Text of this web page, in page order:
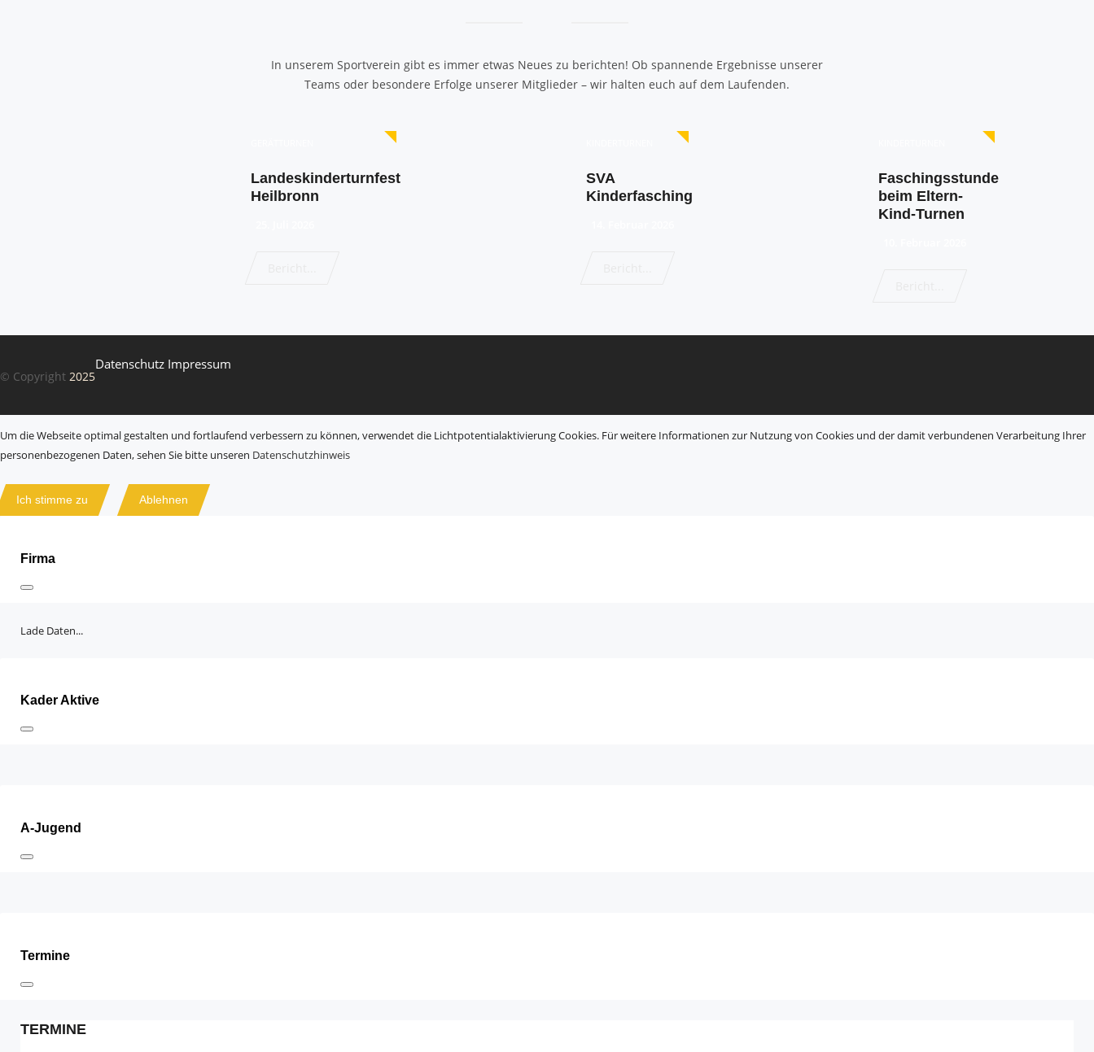
In unserem Sportverein gibt es immer etwas Neues zu berichten! Ob spannende Ergebnisse unserer
Teams oder besondere Erfolge unserer Mitglieder – wir halten euch auf dem Laufenden.
Landeskinderturnfest
Heilbronn
SVA
Kinderfasching
Faschingsstunde
beim Eltern-
Kind-Turnen
© Copyright 2025
Datenschutz Impressum
Um die Webseite optimal gestalten und fortlaufend verbessern zu können, verwendet die Lichtpotentialaktivierung Cookies. Für weitere Informationen zur Nutzung von Cookies und der damit verbundenen Verarbeitung Ihrer
personenbezogenen Daten, sehen Sie bitte unseren Datenschutzhinweis
Ich stimme zu Ablehnen
Firma
Lade Daten...
Kader Aktive
A-Jugend
Termine
TERMINE